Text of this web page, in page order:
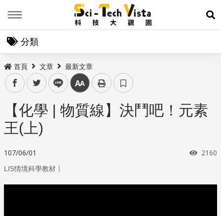
展
分類
首頁 文章 最新文章
facebooktwitter line 中
【化學 | 物質線】決鬥吧！元素
王(上)
107/06/01 瀏覽
2160
LIS情境科學教材 ｜